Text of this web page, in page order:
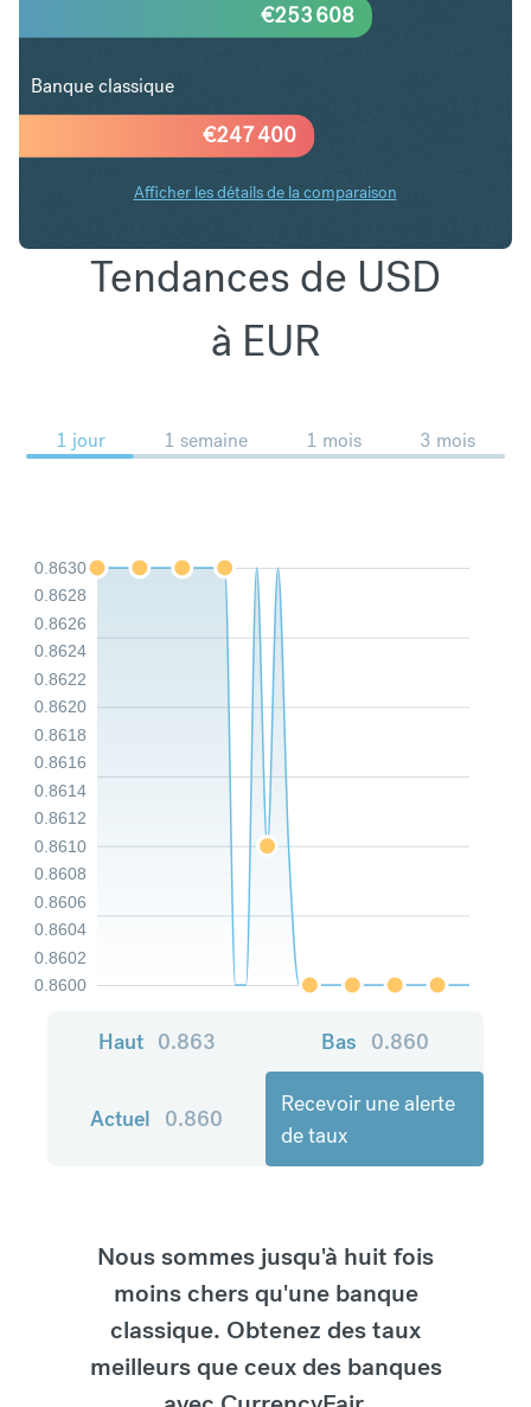
€247 400
€253 608
Banque classique
Afficher les détails de la comparaison
Tendances de USD
à EUR
1 jour 1 semaine 1 mois 3 mois
0.8600
0.8602
0.8604
0.8606
0.8608
0.8610
0.8612
0.8614
0.8616
0.8618
0.8620
0.8622
0.8624
0.8626
0.8628
0.8630
Haut 0.863 Bas 0.860
Actuel 0.860
Recevoir une alerte
de taux
Nous sommes jusqu'à huit fois
moins chers qu'une banque
classique. Obtenez des taux
meilleurs que ceux des banques